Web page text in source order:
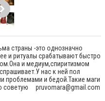
страны -это однозначно
и ритуалы срабатывают быстро
и медиум,спиритизмом
нас к ней пол
проблемами и бедой.Такие маги
советую pruvomara@gmail.com